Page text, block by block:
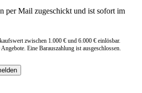
per Mail zugeschickt und ist sofort im
zwischen 1.000 € und 6.000 € einlösbar.
Eine Barauszahlung ist ausgeschlossen.